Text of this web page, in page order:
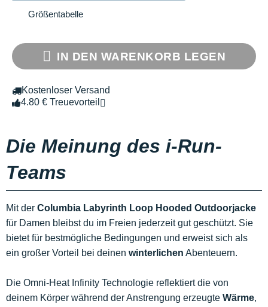
Größentabelle
IN DEN WARENKORB LEGEN
Kostenloser Versand
4.80 € Treuevorteil
Die Meinung des i-Run-
Teams
Mit der Columbia Labyrinth Loop Hooded Outdoorjacke
für Damen bleibst du im Freien jederzeit gut geschützt. Sie
bietet für bestmögliche Bedingungen und erweist sich als
ein großer Vorteil bei deinen winterlichen Abenteuern.
Die Omni-Heat Infinity Technologie reflektiert die von
deinem Körper während der Anstrengung erzeugte Wärme,